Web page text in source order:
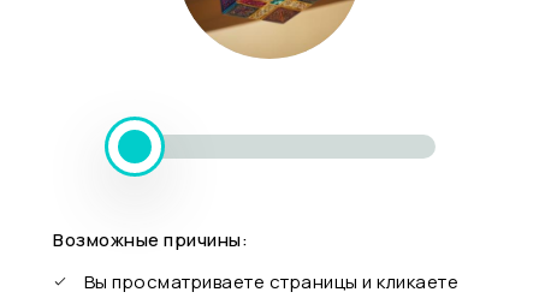
Возможные причины:
Вы просматриваете страницы и кликаете